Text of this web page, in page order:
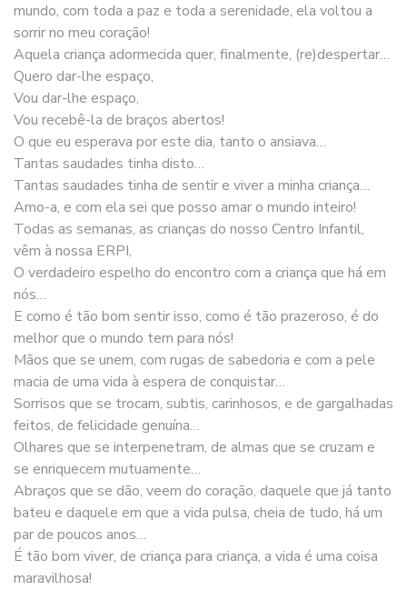
mundo, com toda a paz e toda a serenidade, ela voltou a
sorrir no meu coração!
Aquela criança adormecida quer, finalmente, (re)despertar…
Quero dar-lhe espaço,
Vou dar-lhe espaço,
Vou recebê-la de braços abertos!
O que eu esperava por este dia, tanto o ansiava…
Tantas saudades tinha disto…
Tantas saudades tinha de sentir e viver a minha criança…
Amo-a, e com ela sei que posso amar o mundo inteiro!
Todas as semanas, as crianças do nosso Centro Infantil,
vêm à nossa ERPI,
O verdadeiro espelho do encontro com a criança que há em
nós…
E como é tão bom sentir isso, como é tão prazeroso, é do
melhor que o mundo tem para nós!
Mãos que se unem, com rugas de sabedoria e com a pele
macia de uma vida à espera de conquistar…
Sorrisos que se trocam, subtis, carinhosos, e de gargalhadas
feitos, de felicidade genuína…
Olhares que se interpenetram, de almas que se cruzam e
se enriquecem mutuamente…
Abraços que se dão, veem do coração, daquele que já tanto
bateu e daquele em que a vida pulsa, cheia de tudo, há um
par de poucos anos…
É tão bom viver, de criança para criança, a vida é uma coisa
maravilhosa!